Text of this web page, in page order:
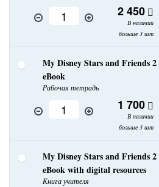
2 450
В наличии
больше 3 шт
My Disney Stars and Friends
eBook
Рабочая тетрадь
1 700
В наличии
больше 3 шт
My Disney Stars and Friends 2
eBook with digital resources
Книга учителя